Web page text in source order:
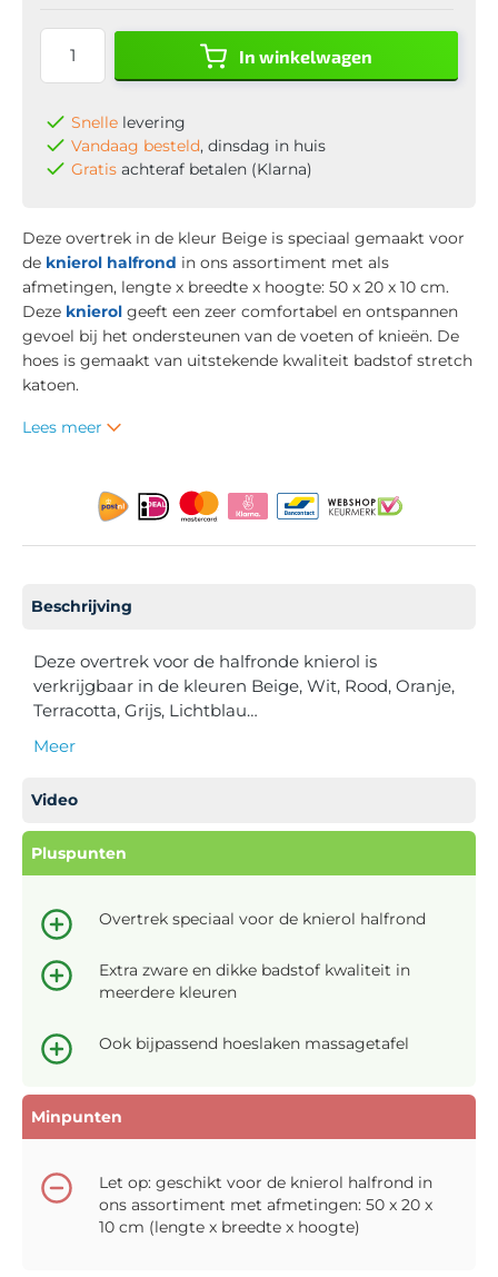
In winkelwagen
Snelle levering
Vandaag besteld, dinsdag in huis
Gratis achteraf betalen (Klarna)
Deze overtrek in de kleur Beige is speciaal gemaakt voor
de knierol halfrond in ons assortiment met als
afmetingen, lengte x breedte x hoogte: 50 x 20 x 10 cm.
Deze knierol geeft een zeer comfortabel en ontspannen
gevoel bij het ondersteunen van de voeten of knieën. De
hoes is gemaakt van uitstekende kwaliteit badstof stretch
katoen.
Lees meer
Beschrijving
Deze overtrek voor de halfronde knierol is
verkrijgbaar in de kleuren Beige, Wit, Rood, Oranje,
Terracotta, Grijs, Lichtblau…
Meer
Video
Pluspunten
Overtrek speciaal voor de knierol halfrond
Extra zware en dikke badstof kwaliteit in
meerdere kleuren
Ook bijpassend hoeslaken massagetafel
Minpunten
Let op: geschikt voor de knierol halfrond in
ons assortiment met afmetingen: 50 x 20 x
10 cm (lengte x breedte x hoogte)